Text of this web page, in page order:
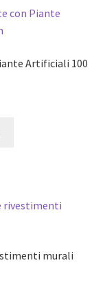
Artificiali 100
murali